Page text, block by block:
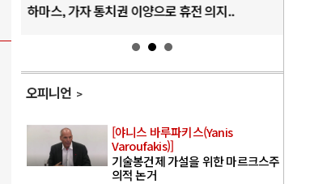
하마스, 가자 통치권 이양으로 휴전 의지..
오피니언
[야니스 바루파키스(Yanis
Varoufakis)]
기술봉건제 가설을 위한 마르크스주
의적 논거